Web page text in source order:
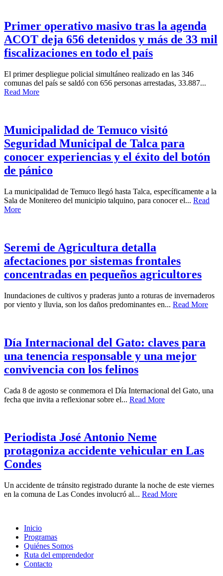
Primer operativo masivo tras la agenda
ACOT deja 656 detenidos y más de 33 mil
fiscalizaciones en todo el país
El primer despliegue policial simultáneo realizado en las 346
comunas del país se saldó con 656 personas arrestadas, 33.887...
Read More
Municipalidad de Temuco visitó
Seguridad Municipal de Talca para
conocer experiencias y el éxito del botón
de pánico
La municipalidad de Temuco llegó hasta Talca, específicamente a la
Sala de Monitereo del municipio talquino, para conocer el... Read
More
Seremi de Agricultura detalla
afectaciones por sistemas frontales
concentradas en pequeños agricultores
Inundaciones de cultivos y praderas junto a roturas de invernaderos
por viento y lluvia, son los daños predominantes en... Read More
Día Internacional del Gato: claves para
una tenencia responsable y una mejor
convivencia con los felinos
Cada 8 de agosto se conmemora el Día Internacional del Gato, una
fecha que invita a reflexionar sobre el... Read More
Periodista José Antonio Neme
protagoniza accidente vehicular en Las
Condes
Un accidente de tránsito registrado durante la noche de este viernes
en la comuna de Las Condes involucró al... Read More
Inicio
Programas
Quiénes Somos
Ruta del emprendedor
Contacto